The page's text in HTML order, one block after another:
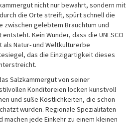
nicht nur bewahrt, sondern mit
die Orte streift, spürt schnell die
gelebtem Brauchtum und
Kein Wunder, dass die UNESCO
als Natur- und Weltkulturerbe
das die Einzigartigkeit dieses
Salzkammergut von seiner
Konditoreien locken kunstvoll
und süße Köstlichkeiten, die schon
wurden. Regionale Spezialitäten
machen jede Einkehr zu einem kleinen